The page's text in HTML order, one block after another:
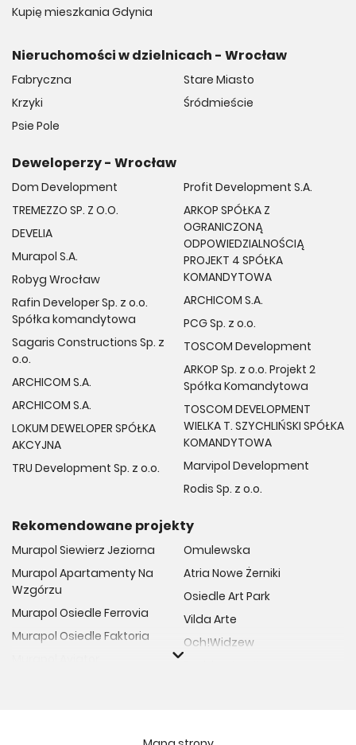
Kupię mieszkania Gdynia
Nieruchomości w dzielnicach - Wrocław
Fabryczna
Krzyki
Psie Pole
Stare Miasto
Śródmieście
Deweloperzy - Wrocław
Dom Development
TREMEZZO SP. Z O.O.
DEVELIA
Murapol S.A.
Robyg Wrocław
Rafin Developer Sp. z o.o.
Spółka komandytowa
Sagaris Constructions Sp. z
o.o.
ARCHICOM S.A.
ARCHICOM S.A.
LOKUM DEWELOPER SPÓŁKA
AKCYJNA
TRU Development Sp. z o.o.
Profit Development S.A.
ARKOP SPÓŁKA Z
OGRANICZONĄ
ODPOWIEDZIALNOŚCIĄ
PROJEKT 4 SPÓŁKA
KOMANDYTOWA
ARCHICOM S.A.
PCG Sp. z o.o.
TOSCOM Development
ARKOP Sp. z o.o. Projekt 2
Spółka Komandytowa
TOSCOM DEVELOPMENT
WIELKA T. SZYCHLIŃSKI SPÓŁKA
KOMANDYTOWA
Marvipol Development
Rodis Sp. z o.o.
Rekomendowane projekty
Murapol Siewierz Jeziorna
Murapol Apartamenty Na
Wzgórzu
Murapol Osiedle Ferrovia
Murapol Osiedle Faktoria
Omulewska
Atria Nowe Żerniki
Osiedle Art Park
Vilda Arte
Och!Widzew